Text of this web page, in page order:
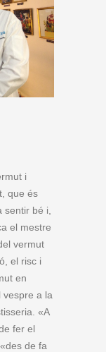
i
que és
sentir bé i,
el mestre
vermut
el risc i
en
vespre a la
«A
fer el
de fa